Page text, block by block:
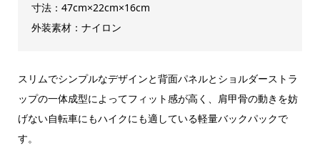
寸法：47cm×22cm×16cm
外装素材：ナイロン
スリムでシンプルなデザインと背面パネルとショルダーストラ
ップの一体成型によってフィット感が高く、肩甲骨の動きを妨
げない自転車にもハイクにも適している軽量バックパックで
す。